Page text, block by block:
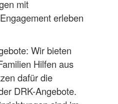
mit
erleben
Wir bieten
Hilfen aus
dafür die
DRK-Angebote.